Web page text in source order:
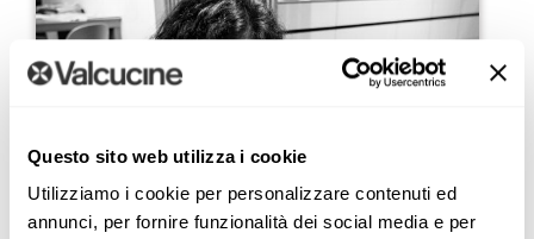
Questo sito web utilizza i cookie
Utilizziamo i cookie per personalizzare contenuti ed
annunci, per fornire funzionalità dei social media e per